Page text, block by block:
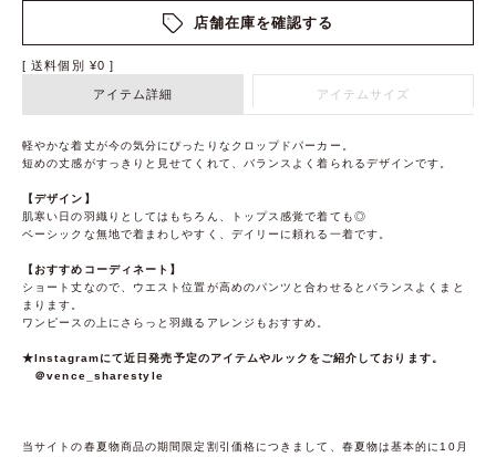
店舗在庫を確認する
送料個別 ¥0
アイテム詳細 アイテムサイズ
軽やかな着丈が今の気分にぴったりなクロップドパーカー。
短めの丈感がすっきりと見せてくれて、バランスよく着られるデザインです。
【デザイン】
肌寒い日の羽織りとしてはもちろん、トップス感覚で着ても◎
ベーシックな無地で着まわしやすく、デイリーに頼れる一着です。
【おすすめコーディネート】
ショート丈なので、ウエスト位置が高めのパンツと合わせるとバランスよくまと
まります。
ワンピースの上にさらっと羽織るアレンジもおすすめ。
★Instagramにて近日発売予定のアイテムやルックをご紹介しております。
＠vence_sharestyle
当サイトの春夏物商品の期間限定割引価格につきまして、春夏物は基本的に10月